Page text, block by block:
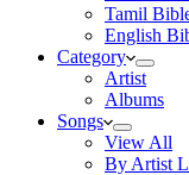
Tamil
English
Category
Artist
Albums
Songs
View All
By Artist